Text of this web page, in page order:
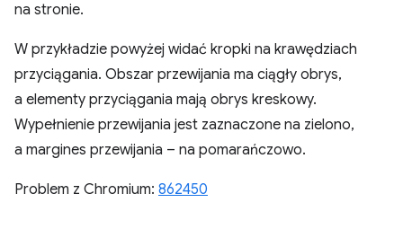
na stronie.
W przykładzie powyżej widać kropki na krawędziach
przyciągania. Obszar przewijania ma ciągły obrys,
a elementy przyciągania mają obrys kreskowy.
Wypełnienie przewijania jest zaznaczone na zielono,
a margines przewijania – na pomarańczowo.
Problem z Chromium: 862450